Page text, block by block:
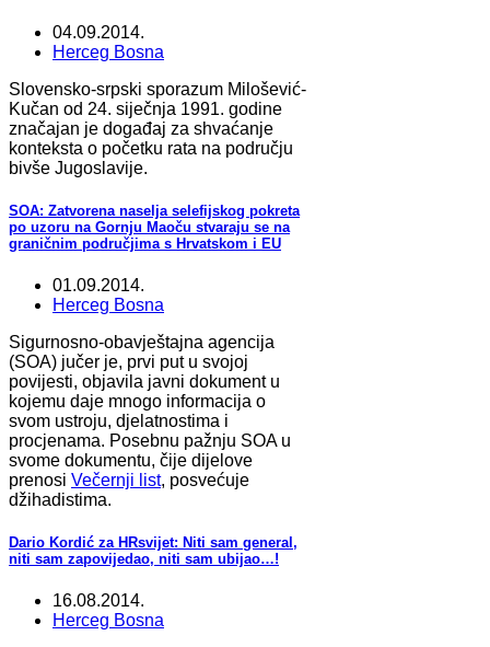
04.09.2014.
Herceg Bosna
Slovensko-srpski sporazum Milošević-
Kučan od 24. siječnja 1991. godine
značajan je događaj za shvaćanje
konteksta o početku rata na području
bivše Jugoslavije.
SOA: Zatvorena naselja selefijskog pokreta
po uzoru na Gornju Maoču stvaraju se na
graničnim područjima s Hrvatskom i EU
01.09.2014.
Herceg Bosna
Sigurnosno-obavještajna agencija
(SOA) jučer je, prvi put u svojoj
povijesti, objavila javni dokument u
kojemu daje mnogo informacija o
svom ustroju, djelatnostima i
procjenama. Posebnu pažnju SOA u
svome dokumentu, čije dijelove
prenosi Večernji list, posvećuje
džihadistima.
Dario Kordić za HRsvijet: Niti sam general,
niti sam zapovijedao, niti sam ubijao…!
16.08.2014.
Herceg Bosna